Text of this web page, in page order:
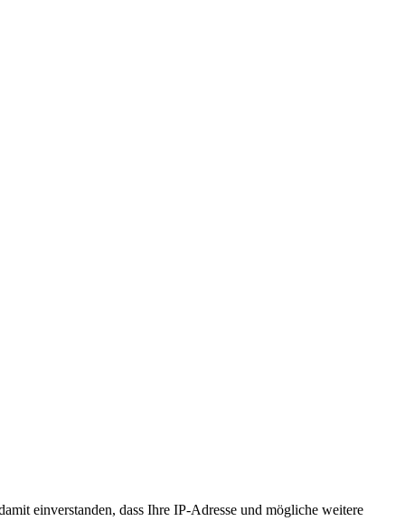
einverstanden, dass Ihre IP-Adresse und mögliche weitere